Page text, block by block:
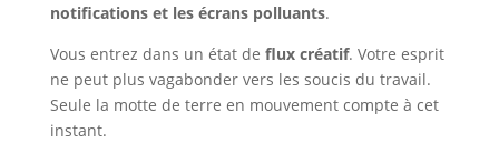
notifications et les écrans polluants.
Vous entrez dans un état de flux créatif. Votre esprit
ne peut plus vagabonder vers les soucis du travail.
Seule la motte de terre en mouvement compte à cet
instant.